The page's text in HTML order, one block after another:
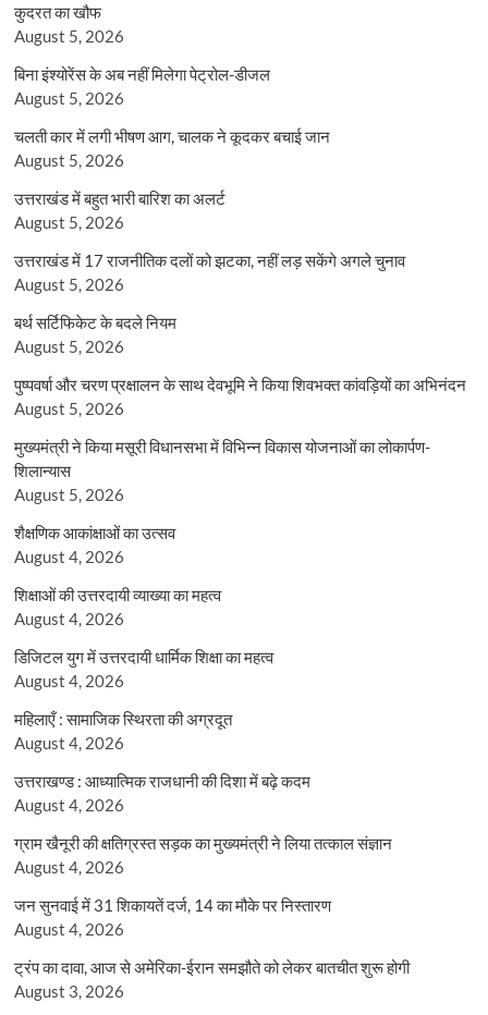
कुदरत का खौफ
August 5, 2026
बिना इंश्योरेंस के अब नहीं मिलेगा पेट्रोल-डीजल
August 5, 2026
चलती कार में लगी भीषण आग, चालक ने कूदकर बचाई जान
August 5, 2026
उत्तराखंड में बहुत भारी बारिश का अलर्ट
August 5, 2026
उत्तराखंड में 17 राजनीतिक दलों को झटका, नहीं लड़ सकेंगे अगले चुनाव
August 5, 2026
बर्थ सर्टिफिकेट के बदले नियम
August 5, 2026
पुष्पवर्षा और चरण प्रक्षालन के साथ देवभूमि ने किया शिवभक्त कांवड़ियों का अभिनंदन
August 5, 2026
मुख्यमंत्री ने किया मसूरी विधानसभा में विभिन्न विकास योजनाओं का लोकार्पण-
शिलान्यास
August 5, 2026
शैक्षणिक आकांक्षाओं का उत्सव
August 4, 2026
शिक्षाओं की उत्तरदायी व्याख्या का महत्व
August 4, 2026
डिजिटल युग में उत्तरदायी धार्मिक शिक्षा का महत्व
August 4, 2026
महिलाएँ : सामाजिक स्थिरता की अग्रदूत
August 4, 2026
उत्तराखण्ड : आध्यात्मिक राजधानी की दिशा में बढ़े कदम
August 4, 2026
ग्राम खैनूरी की क्षतिग्रस्त सड़क का मुख्यमंत्री ने लिया तत्काल संज्ञान
August 4, 2026
जन सुनवाई में 31 शिकायतें दर्ज, 14 का मौके पर निस्तारण
August 4, 2026
ट्रंप का दावा, आज से अमेरिका-ईरान समझौते को लेकर बातचीत शुरू होगी
August 3, 2026